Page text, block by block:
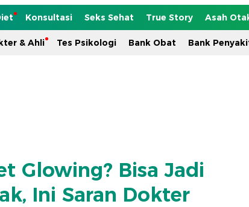
Konsultasi Seks Sehat True Story Asah
& Ahli Tes Psikologi Bank Obat Bank
Glowing? Bisa Jadi
Ini Saran Dokter